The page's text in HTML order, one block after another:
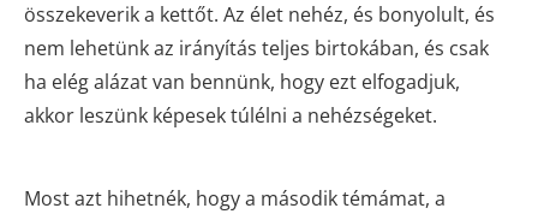
összekeverik a kettőt. Az élet nehéz, és bonyolult, és
nem lehetünk az irányítás teljes birtokában, és csak
ha elég alázat van bennünk, hogy ezt elfogadjuk,
akkor leszünk képesek túlélni a nehézségeket.
Most azt hihetnék, hogy a második témámat, a